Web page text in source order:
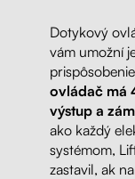
Dotykový
vám umožní
ovládač má
výstup a
ako každý
systémom,
zastavil, ak